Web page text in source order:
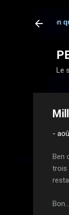
Le
-
Ben
trois
Bon...